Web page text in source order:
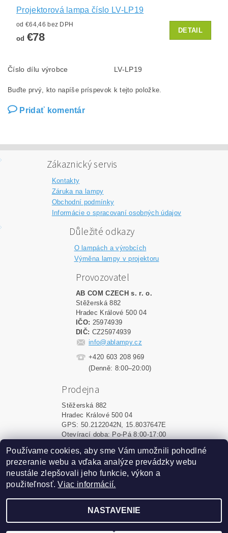
Projektorová lampa číslo LV-LP19
od €64,46 bez DPH
od €78
DETAIL
Číslo dílu výrobce LV-LP19
Buďte prvý, kto napíše príspevok k tejto položke.
Pridať komentár
Zákaznický servis
Kontakty
Záruka na lampy
Obchodní podmínky
Informácie o spracovaní osobných údajov
Důležité odkazy
O lampách a výrobcích
Výměna lampy v projektoru
Provozovatel
AB COM CZECH s. r. o.
Stěžerská 882
Hradec Králové 500 04
IČO: 25974939
DIČ: CZ25974939
info@ablampy.cz
+420 603 208 969
(Denně: 8:00–20:00)
Prodejna
Stěžerská 882
Hradec Králové 500 04
GPS: 50.2122042N, 15.8037647E
Otevírací doba: Po-Pá 8:00-17:00
Shoptet.sk MôjPrvýEshop.sk
Vytvoril Shoptet
Používame cookies, aby sme Vám umožnili pohodlné
prezeranie webu a vďaka analýze prevádzky webu
neustále zlepšovali jeho funkcie, výkon a
použiteľnosť.Viac informácií.
NASTAVENIE